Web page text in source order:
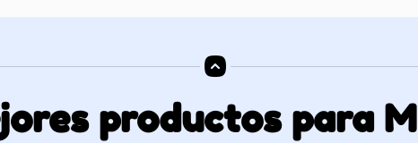
productos para